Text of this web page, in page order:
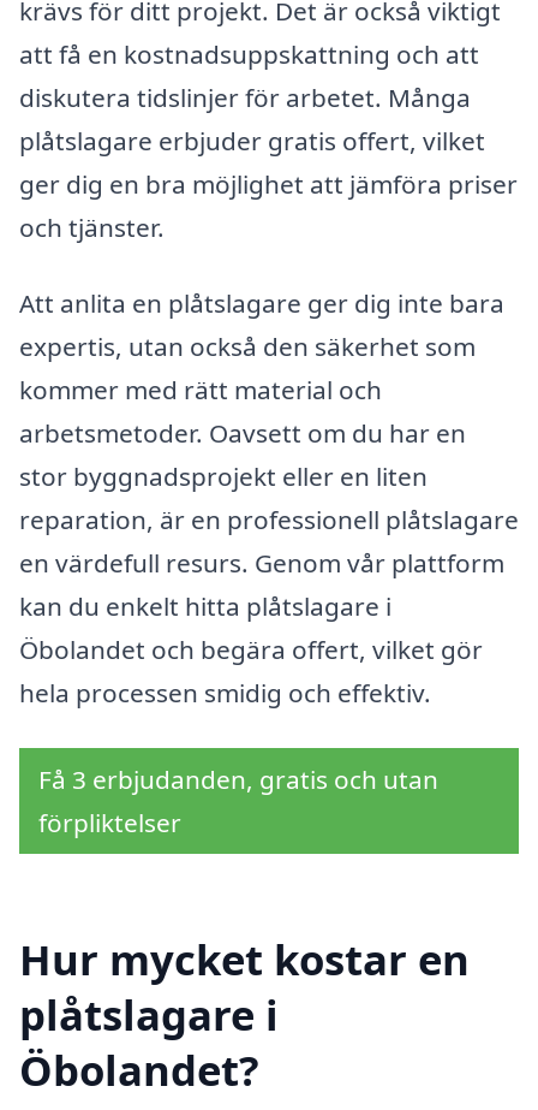
krävs för ditt projekt. Det är också viktigt
att få en kostnadsuppskattning och att
diskutera tidslinjer för arbetet. Många
plåtslagare erbjuder gratis offert, vilket
ger dig en bra möjlighet att jämföra priser
och tjänster.
Att anlita en plåtslagare ger dig inte bara
expertis, utan också den säkerhet som
kommer med rätt material och
arbetsmetoder. Oavsett om du har en
stor byggnadsprojekt eller en liten
reparation, är en professionell plåtslagare
en värdefull resurs. Genom vår plattform
kan du enkelt hitta plåtslagare i
Öbolandet och begära offert, vilket gör
hela processen smidig och effektiv.
Få 3 erbjudanden, gratis och utan
förpliktelser
Hur mycket kostar en
plåtslagare i
Öbolandet?